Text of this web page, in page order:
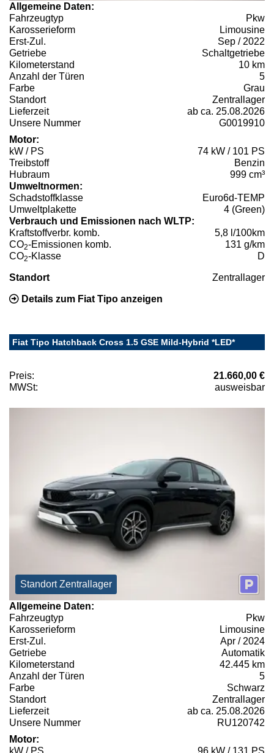
Allgemeine Daten:
Fahrzeugtyp
Pkw
Karosserieform
Limousine
Erst-Zul.
Sep / 2022
Getriebe
Schaltgetriebe
Kilometerstand
10 km
Anzahl der Türen
5
Farbe
Grau
Standort
Zentrallager
Lieferzeit
ab ca. 25.08.2026
Unsere Nummer
G0019910
Motor:
kW / PS
74 kW / 101 PS
Treibstoff
Benzin
Hubraum
999 cm³
Umweltnormen:
Schadstoffklasse
Euro6d-TEMP
Umweltplakette
4 (Green)
Verbrauch und Emissionen nach WLTP:
Kraftstoffverbr. komb.
5,8 l/100km
CO2-Emissionen komb.
131 g/km
CO2-Klasse D
Standort Zentrallager
Details zum Fiat Tipo anzeigen
Fiat Tipo Hatchback Cross 1.5 GSE Mild-Hybrid *LED*
Preis:
21.660,00 €
MWSt:
ausweisbar
Standort Zentrallager
Allgemeine Daten:
Fahrzeugtyp
Pkw
Karosserieform
Limousine
Erst-Zul.
Apr / 2024
Getriebe
Automatik
Kilometerstand
42.445 km
Anzahl der Türen
5
Farbe
Schwarz
Standort
Zentrallager
Lieferzeit
ab ca. 25.08.2026
Unsere Nummer
RU120742
Motor:
kW / PS
96 kW / 131 PS